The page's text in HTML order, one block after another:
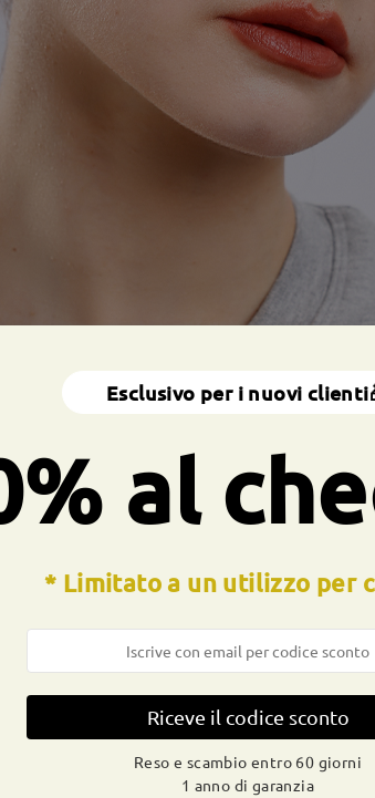
Esclusivo per i nuovi
al
* Limitato a un utilizzo per
Riceve il codice sconto
Reso e scambio entro 60 giorni
1 anno di garanzia